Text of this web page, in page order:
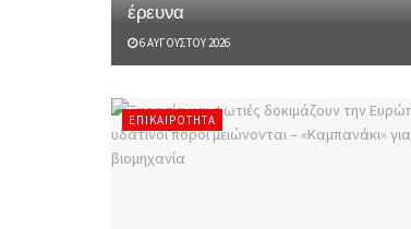
έρευνα
6 ΑΥΓΟΎΣΤΟΥ 2026
ΕΠΙΚΑΙΡΌΤΗΤΑ